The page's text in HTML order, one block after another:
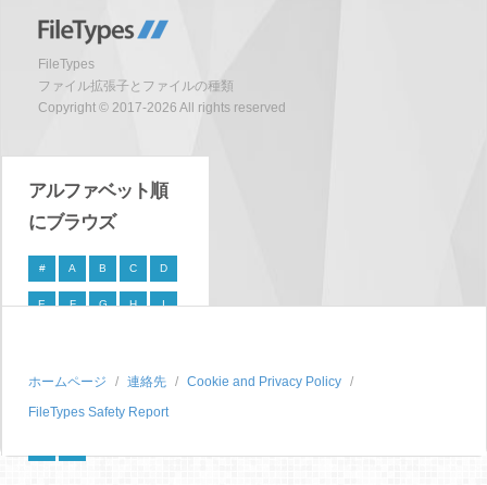
FileTypes
ファイル拡張子とファイルの種類
Copyright © 2017-2026 All rights reserved
アルファベット順
にブラウズ
# A B C D
E F G H I
P Q R S
T U V W X
ホームページ 連絡先
Cookie and Privacy Policy
FileTypes Safety Report